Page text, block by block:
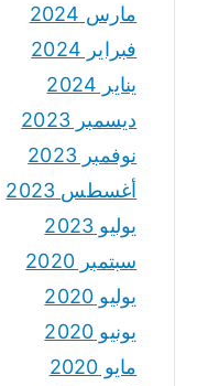
مارس 2024
فبراير 2024
يناير 2024
ديسمبر 2023
نوفمبر 2023
أغسطس 2023
يوليو 2023
سبتمبر 2020
يوليو 2020
يونيو 2020
مايو 2020